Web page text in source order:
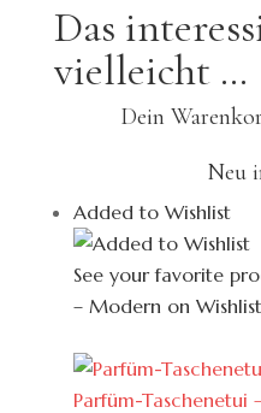
Das
vielleicht …
Dein
Neu
Added to Wishlist
See your favorite
– Modern on Wishlist
Parfüm-Taschenetui